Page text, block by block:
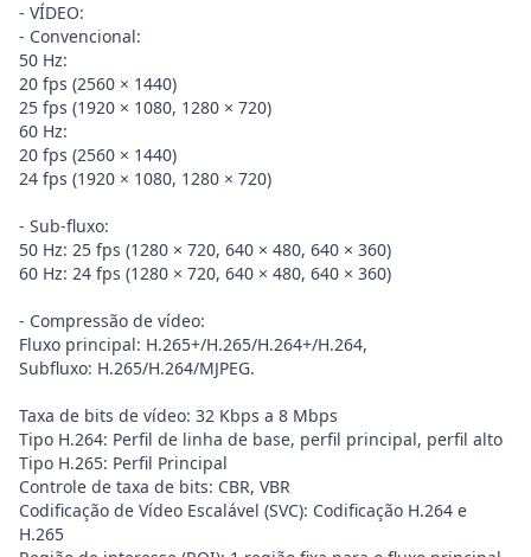
- VÍDEO:
- Convencional:
50 Hz:
20 fps (2560 × 1440)
25 fps (1920 × 1080, 1280 × 720)
60 Hz:
20 fps (2560 × 1440)
24 fps (1920 × 1080, 1280 × 720)
- Sub-fluxo:
50 Hz: 25 fps (1280 × 720, 640 × 480, 640 × 360)
60 Hz: 24 fps (1280 × 720, 640 × 480, 640 × 360)
- Compressão de vídeo:
Fluxo principal: H.265+/H.265/H.264+/H.264,
Subfluxo: H.265/H.264/MJPEG.
Taxa de bits de vídeo: 32 Kbps a 8 Mbps
Tipo H.264: Perfil de linha de base, perfil principal, perfil alto
Tipo H.265: Perfil Principal
Controle de taxa de bits: CBR, VBR
Codificação de Vídeo Escalável (SVC): Codificação H.264 e
H.265